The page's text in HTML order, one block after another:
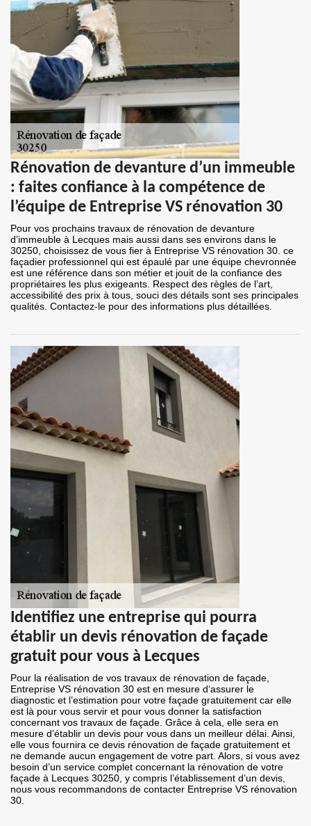
Rénovation de devanture d’un immeuble
: faites confiance à la compétence de
l’équipe de Entreprise VS rénovation 30
Pour vos prochains travaux de rénovation de devanture
d’immeuble à Lecques mais aussi dans ses environs dans le
30250, choisissez de vous fier à Entreprise VS rénovation 30. ce
façadier professionnel qui est épaulé par une équipe chevronnée
est une référence dans son métier et jouit de la confiance des
propriétaires les plus exigeants. Respect des règles de l’art,
accessibilité des prix à tous, souci des détails sont ses principales
qualités. Contactez-le pour des informations plus détaillées.
Identifiez une entreprise qui pourra
établir un devis rénovation de façade
gratuit pour vous à Lecques
Pour la réalisation de vos travaux de rénovation de façade,
Entreprise VS rénovation 30 est en mesure d‘assurer le
diagnostic et l’estimation pour votre façade gratuitement car elle
est là pour vous servir et pour vous donner la satisfaction
concernant vos travaux de façade. Grâce à cela, elle sera en
mesure d’établir un devis pour vous dans un meilleur délai. Ainsi,
elle vous fournira ce devis rénovation de façade gratuitement et
ne demande aucun engagement de votre part. Alors, si vous avez
besoin d’un service complet concernant la rénovation de votre
façade à Lecques 30250, y compris l’établissement d’un devis,
nous vous recommandons de contacter Entreprise VS rénovation
30.